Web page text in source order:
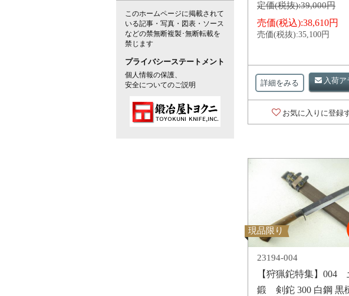
定価(税抜):39,000円
売価(税込):38,610円
売価(税抜):35,100円
詳細をみる 入荷ア
お気に入りに登録
現品限り
23194-004
【狩猟鉈特集】004
鍛 剣鉈 300 白鋼 黒
このホームページに掲載されて
いる記事・写真・図表・ソース
などの禁無断複製･無断転載を
禁じます
プライバシーステートメント
個人情報の保護、
安全についてのご説明